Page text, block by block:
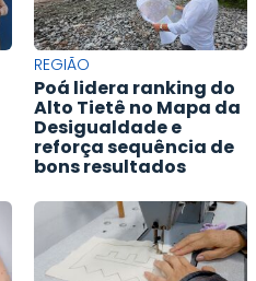
REGIÃO
Poá lidera ranking do
Alto Tietê no Mapa da
Desigualdade e
reforça sequência de
bons resultados